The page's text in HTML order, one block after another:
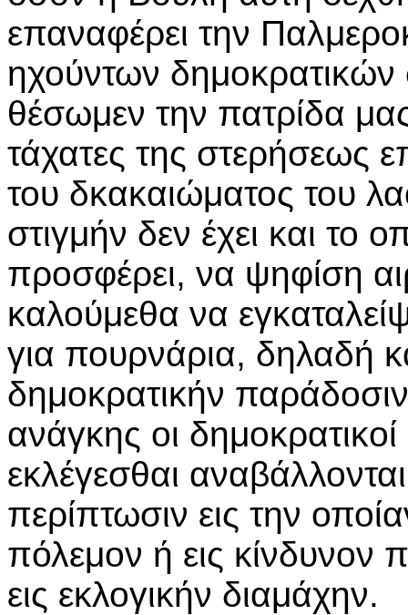
επαναφέρει την
ηχούντων
θέσωμεν την πατρίδα
τάχατες της στερήσεως
του δκακαιώματος του
στιγμήν δεν έχει και το
προσφέρει, να ψηφίση
καλούμεθα να
για πουρνάρια, δηλαδή
δημοκρατικήν
ανάγκης οι δημοκρατικοί
εκλέγεσθαι
περίπτωσιν εις την
πόλεμον ή εις κίνδυνον
εις εκλογικήν διαμάχην.